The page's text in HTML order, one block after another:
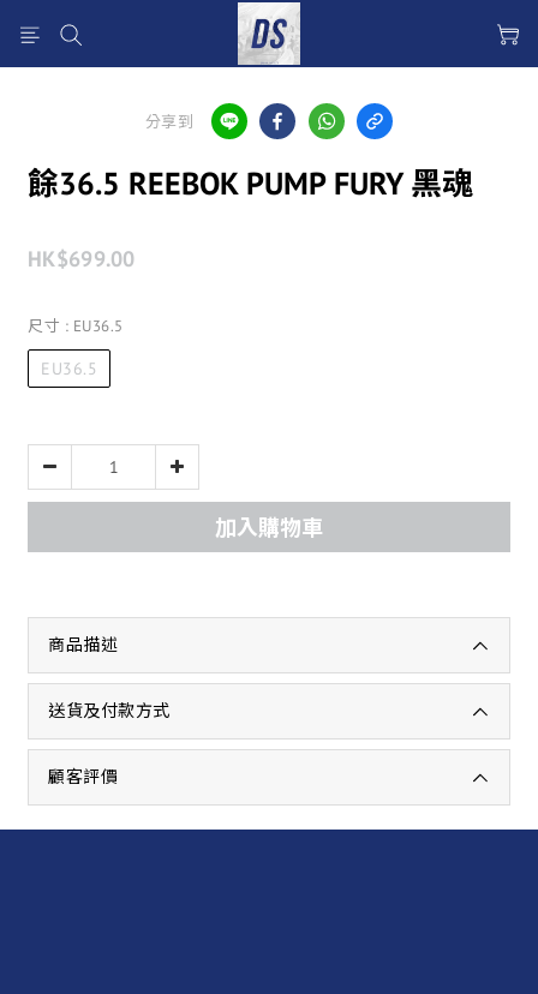
分享到
餘36.5 REEBOK PUMP FURY 黑魂
HK$699.00
尺寸 : EU36.5
EU36.5
加入購物車
商品描述
送貨及付款方式
顧客評價